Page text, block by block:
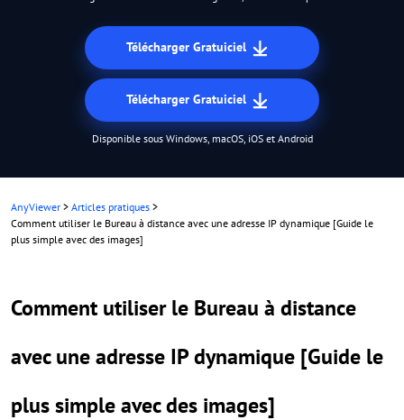
Télécharger Gratuiciel
Télécharger Gratuiciel
Disponible sous Windows, macOS, iOS et Android
AnyViewer > Articles pratiques >
Comment utiliser le Bureau à distance avec une adresse IP dynamique [Guide le
plus simple avec des images]
Comment utiliser le Bureau à distance
avec une adresse IP dynamique [Guide le
plus simple avec des images]